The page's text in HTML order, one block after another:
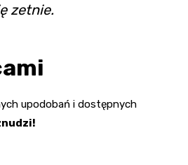
zetnie.
upodobań i dostępnych